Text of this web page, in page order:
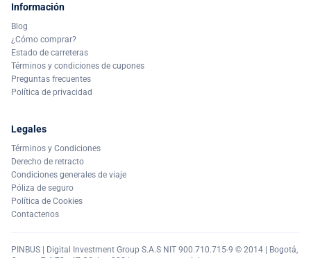
Información
Blog
¿Cómo comprar?
Estado de carreteras
Términos y condiciones de cupones
Preguntas frecuentes
Política de privacidad
Legales
Términos y Condiciones
Derecho de retracto
Condiciones generales de viaje
Póliza de seguro
Política de Cookies
Contactenos
PINBUS | Digital Investment Group S.A.S NIT 900.710.715-9 © 2014 | Bogotá,